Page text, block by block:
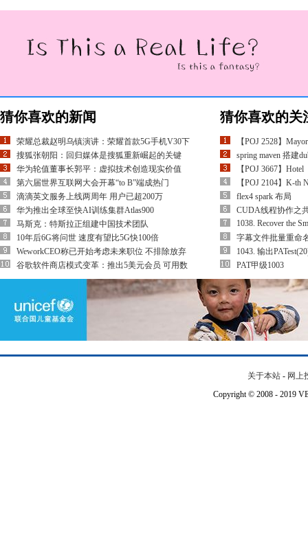
猜你喜欢的新闻
荣耀总裁赵明乌镇演讲：荣耀首款5G手机V30下
搜狐张朝阳：回归媒体是搜狐重新崛起的关键
华为轮值董事长郭平：虚拟技术创造现实价值
第六届世界互联网大会开幕“to B”端成热门
滴滴英文服务上线两周年 用户已超200万
华为推出全球至快AI训练集群Atlas900
马斯克：特斯拉正组建中国技术团队
10年后6G将问世 速度有望比5G快100倍
WeworkCEO称已开始考虑未来职位 不排除放弃
谷歌软件商店模式变革：推出5美元会员 可用数
猜你喜欢的关
【POJ 2528】
spring maven 搭建
【POJ 3667】Hotel
【POJ 2104】K-th
flex4 spark 布局
CUDA线程协作之
1038. Recover the
字幕文件批量重
1043. 输出
PAT甲级1003
关于本站 - 网上
Copyright © 2008 - 2019